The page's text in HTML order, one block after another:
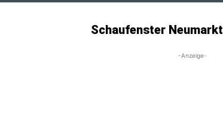
Schaufenster Neumarkt
-Anzeige-